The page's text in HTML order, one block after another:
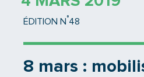
ÉDITION N °48
8 mars :